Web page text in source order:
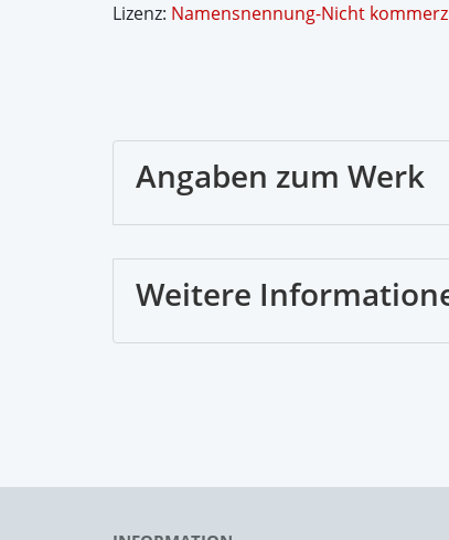
Lizenz: Namensnennung-Nicht
Angaben zum Werk
Weitere